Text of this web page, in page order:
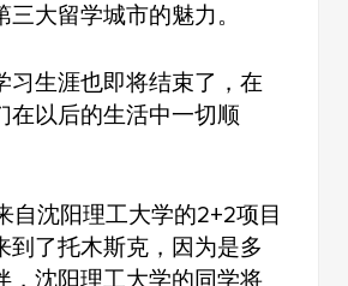
大留学城市的魅力。
习生涯也即将结束了，在
在以后的生活中一切顺
自沈阳理工大学的2+2项目
到了托木斯克，因为是多